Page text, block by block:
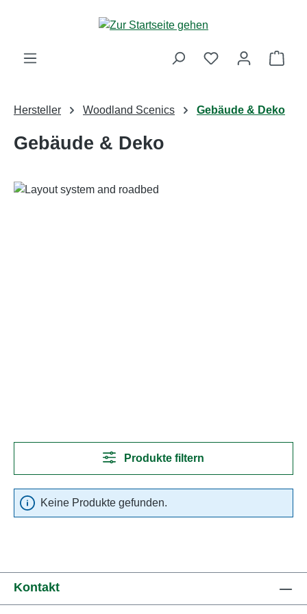
Zum Hauptinhalt springen
Hersteller Woodland Scenics Gebäude & Deko
Gebäude & Deko
Produkte filtern
Keine Produkte gefunden.
Kontakt